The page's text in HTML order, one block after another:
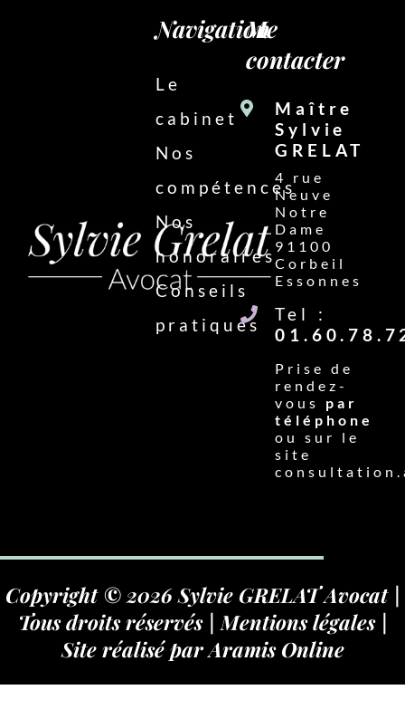
Navigation
Le
cabinet
Nos
compétences
Nos
honoraires
Conseils
pratiques
Me
contacter
Maître
Sylvie
GRELAT
4 rue
Neuve
Notre
Dame
91100
Corbeil
Essonnes
Tel :
Prise de
rendez-
vous par
téléphone
ou sur le
site
Copyright © 2026 Sylvie GRELAT Avocat |
Tous droits réservés |Mentions légales|
Site réalisé parAramis Online